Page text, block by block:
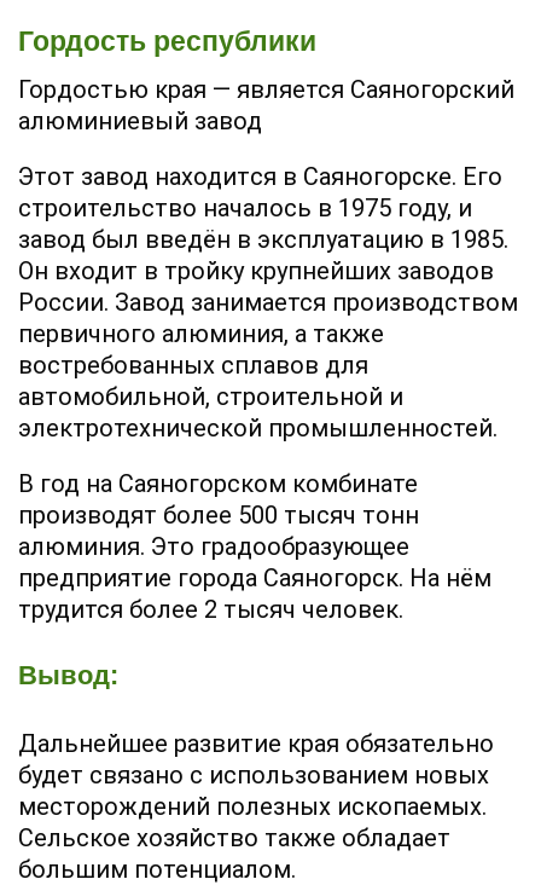
Гордость республики
Гордостью края — является Саяногорский
алюминиевый завод
Этот завод находится в Саяногорске. Его
строительство началось в 1975 году, и
завод был введён в эксплуатацию в 1985.
Он входит в тройку крупнейших заводов
России. Завод занимается производством
первичного алюминия, а также
востребованных сплавов для
автомобильной, строительной и
электротехнической промышленностей.
В год на Саяногорском комбинате
производят более 500 тысяч тонн
алюминия. Это градообразующее
предприятие города Саяногорск. На нём
трудится более 2 тысяч человек.
Вывод:
Дальнейшее развитие края обязательно
будет связано с использованием новых
месторождений полезных ископаемых.
Сельское хозяйство также обладает
большим потенциалом.